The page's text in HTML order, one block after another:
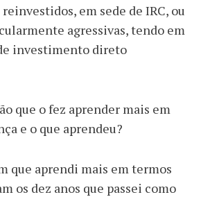
em sede de IRC, ou
agressivas, tendo em
investimento direto
que o fez aprender mais em
e o que aprendeu?
que aprendi mais em termos
os dez anos que passei como